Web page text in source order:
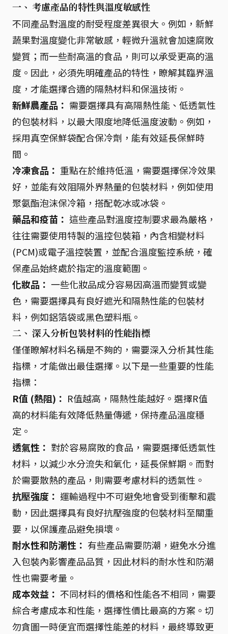
一、 考慮產品的特性與溫度敏感性
不同產品對溫度的耐受程度差異很大。例如，新鮮
蔬果對溫度變化非常敏感，輕微升溫就會加速腐敗
變質；而一些耐高溫的食品，則可以承受更高的溫
度。因此，必須先明確產品的特性，瞭解其臨界溫
度，才能選擇合適的隔熱材料和保溫技術。
新鮮農產品： 需要選擇具有高隔熱性能、低透氣性
的包裝材料，以最大限度地降低溫度波動。例如，
採用真空保鮮袋配合保冷劑，能有效延長保鮮時
間。
冷凍食品： 重點在於維持低溫，需要選擇保冷效果
好，並能有效阻隔外界熱量的包裝材料，例如使用
聚氨酯泡沫保冷箱，搭配乾冰或冰袋。
藥品和疫苗： 這些產品對溫度控制要求最為嚴格，
往往需要使用特製的溫控包裝箱，內含相變材料
(PCM)或電子溫控裝置，並配合溫度監控系統，確
保產品始終處於指定的溫度範圍。
化妝品： 一些化妝品成分容易因高溫而變質或變
色，需要選擇具有良好遮光和隔熱性能的包裝材
料，例如鋁箔袋或黑色塑料瓶。
二、 深入分析包裝材料的性能指標
僅僅瞭解材料名稱是不夠的，需要深入分析其性能
指標，才能做出最佳選擇。以下是一些重要的性能
指標：
R值 (熱阻)： R值越高，隔熱性能越好。選擇R值
高的材料能有效降低熱量傳遞，保持產品溫度穩
定。
透氣性： 對於容易腐敗的食品，需要選擇低透氣性
材料，以減少水分流失和氧化，延長保鮮期。而對
於需要散熱的產品，則需要考慮材料的透氣性。
抗壓強度： 運輸過程中不可避免地會受到衝擊和震
動，因此選擇具有良好抗壓強度的包裝材料至關重
要，以保護產品避免損壞。
耐水性和防潮性： 有些產品需要防潮，避免水分進
入包裝內影響產品品質，因此材料的耐水性和防潮
性也需要考量。
成本效益： 不同材料的價格和性能各不相同，需要
綜合考慮成本和性能，選擇性價比最高的方案。切
勿貪圖一時便宜而選擇性能差的材料，最終導致更